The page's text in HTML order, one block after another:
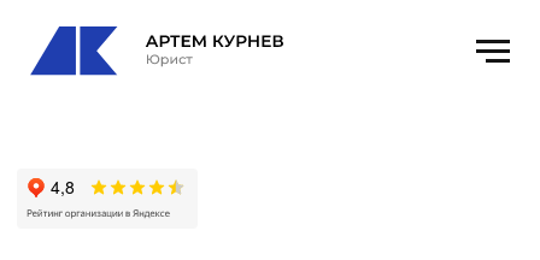
Земельный юрист